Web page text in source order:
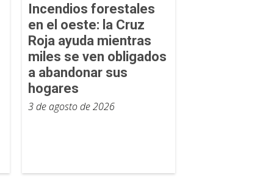
Incendios forestales
en el oeste: la Cruz
Roja ayuda mientras
miles se ven obligados
a abandonar sus
hogares
3 de agosto de 2026